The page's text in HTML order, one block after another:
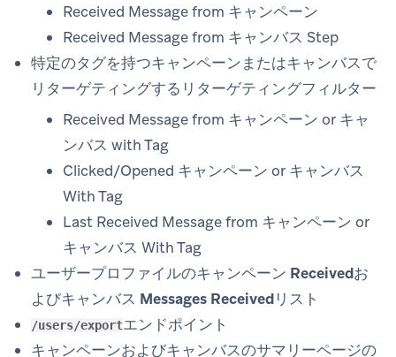
Received Message from キャンペーン
Received Message from キャンバス Step
特定のタグを持つキャンペーンまたはキャンバスで
リターゲティングするリターゲティングフィルター
Received Message from キャンペーン or キャ
ンバス with Tag
Clicked/Opened キャンペーン or キャンバス
With Tag
Last Received Message from キャンペーン or
キャンバス With Tag
ユーザープロファイルのキャンペーン Receivedお
よびキャンバス Messages Receivedリスト
/users/exportエンドポイント
キャンペーンおよびキャンバスのサマリーページの